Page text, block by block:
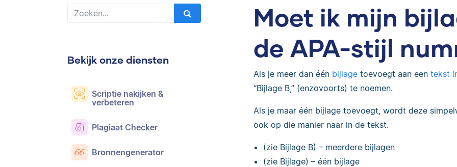
Bekijk onze diensten
Scriptie nakijken &
verbeteren
Plagiaat Checker
Bronnengenerator
Moet ik mijn
de APA-stijl
Als je meer dan één bijlagetoevoegt aan een tekst
“Bijlage B,” (enzovoorts) te noemen.
Als je maar één bijlage toevoegt, wordt deze
ook op die manier naar in de tekst.
(zie Bijlage B) – meerdere bijlagen
(zie Bijlage) – één bijlage